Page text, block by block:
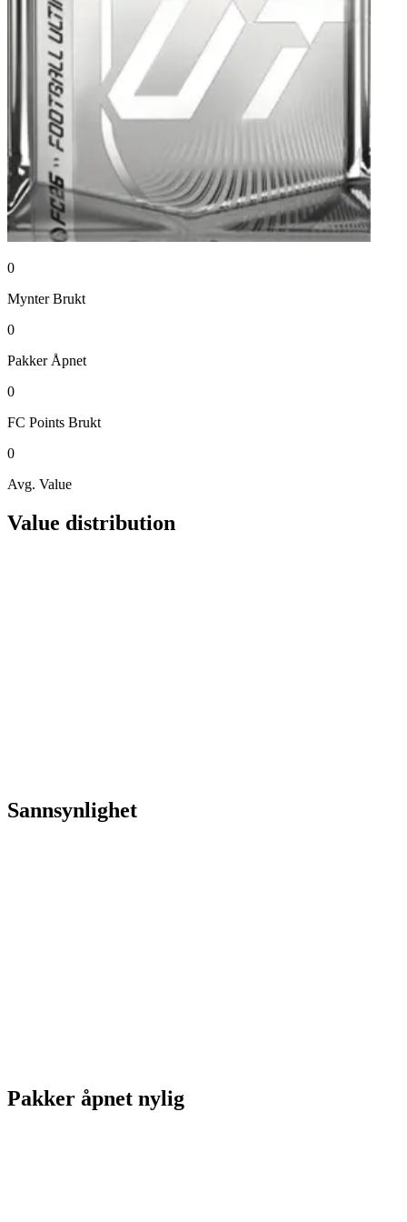
0
Mynter Brukt
0
Pakker Åpnet
0
FC Points Brukt
0
Avg. Value
Value distribution
Sannsynlighet
Pakker åpnet nylig